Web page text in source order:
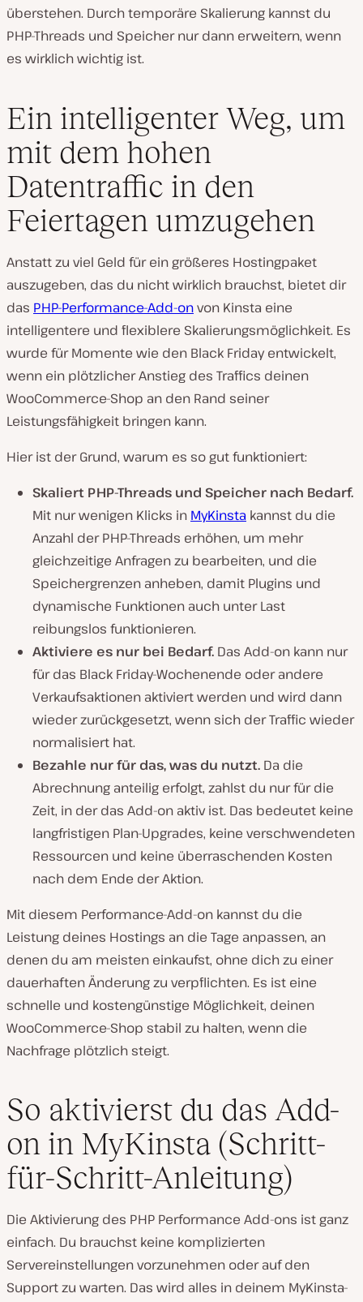
überstehen. Durch temporäre Skalierung kannst du
PHP-Threads und Speicher nur dann erweitern, wenn
es wirklich wichtig ist.
Ein intelligenter Weg, um
mit dem hohen
Datentraffic in den
Feiertagen umzugehen
Anstatt zu viel Geld für ein größeres Hostingpaket
auszugeben, das du nicht wirklich brauchst, bietet dir
das PHP-Performance-Add-onvon Kinsta eine
intelligentere und flexiblere Skalierungsmöglichkeit. Es
wurde für Momente wie den Black Friday entwickelt,
wenn ein plötzlicher Anstieg des Traffics deinen
WooCommerce-Shop an den Rand seiner
Leistungsfähigkeit bringen kann.
Hier ist der Grund, warum es so gut funktioniert:
Skaliert PHP-Threads und Speicher nach Bedarf.
Mit nur wenigen Klicks in MyKinsta kannst du die
Anzahl der PHP-Threads erhöhen, um mehr
gleichzeitige Anfragen zu bearbeiten, und die
Speichergrenzen anheben, damit Plugins und
dynamische Funktionen auch unter Last
reibungslos funktionieren.
Aktiviere es nur bei Bedarf. Das Add-on kann nur
für das Black Friday-Wochenende oder andere
Verkaufsaktionen aktiviert werden und wird dann
wieder zurückgesetzt, wenn sich der Traffic wieder
normalisiert hat.
Bezahle nur für das, was du nutzt. Da die
Abrechnung anteilig erfolgt, zahlst du nur für die
Zeit, in der das Add-on aktiv ist. Das bedeutet keine
langfristigen Plan-Upgrades, keine verschwendeten
Ressourcen und keine überraschenden Kosten
nach dem Ende der Aktion.
Mit diesem Performance-Add-on kannst du die
Leistung deines Hostings an die Tage anpassen, an
denen du am meisten einkaufst, ohne dich zu einer
dauerhaften Änderung zu verpflichten. Es ist eine
schnelle und kostengünstige Möglichkeit, deinen
WooCommerce-Shop stabil zu halten, wenn die
Nachfrage plötzlich steigt.
So aktivierst du das Add-
on in MyKinsta (Schritt-
für-Schritt-Anleitung)
Die Aktivierung des PHP Performance Add-ons ist ganz
einfach. Du brauchst keine komplizierten
Servereinstellungen vorzunehmen oder auf den
Support zu warten. Das wird alles in deinem MyKinsta-